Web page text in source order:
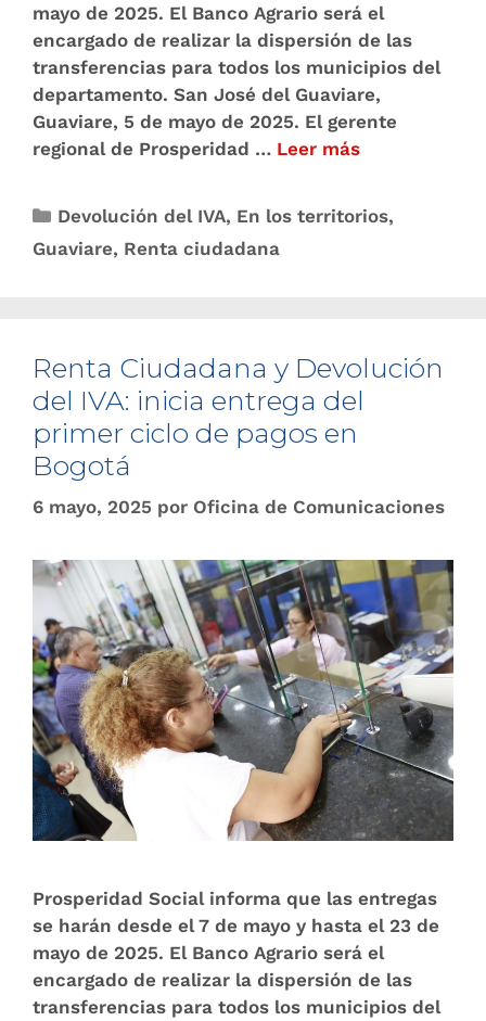
mayo de 2025. El Banco Agrario será el
encargado de realizar la dispersión de las
transferencias para todos los municipios del
departamento. San José del Guaviare,
Guaviare, 5 de mayo de 2025. El gerente
regional de Prosperidad … Leer más
Devolución del IVA, En los territorios,
Guaviare, Renta ciudadana
Renta Ciudadana y Devolución
del IVA: inicia entrega del
primer ciclo de pagos en
Bogotá
6 mayo, 2025 por Oficina de Comunicaciones
Prosperidad Social informa que las entregas
se harán desde el 7 de mayo y hasta el 23 de
mayo de 2025. El Banco Agrario será el
encargado de realizar la dispersión de las
transferencias para todos los municipios del